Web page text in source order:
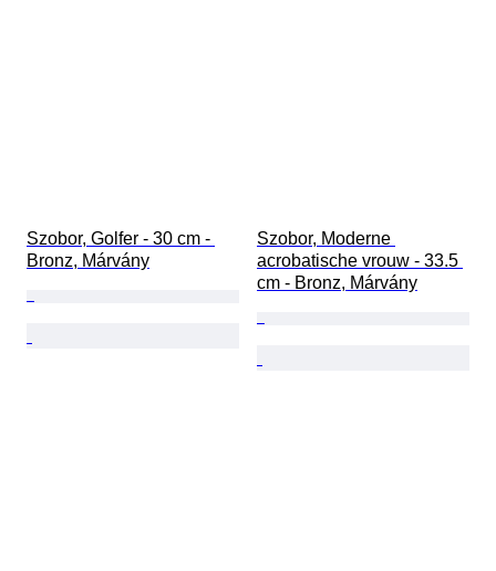
Szobor, Golfer - 30 cm -
Bronz, Márvány
Szobor, Moderne
acrobatische vrouw - 33.5
cm - Bronz, Márvány